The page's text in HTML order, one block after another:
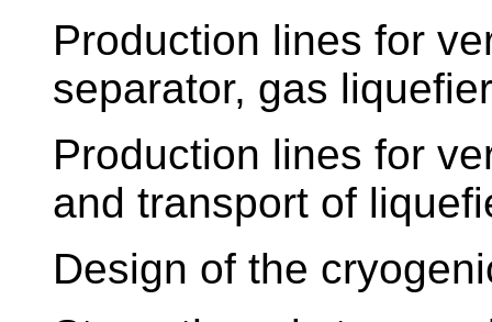
Production lines for
separator, gas
Production lines for
and transport of
Design of the